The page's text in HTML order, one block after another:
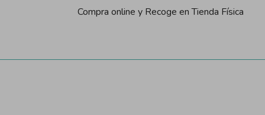
Compra online y Recoge en Tienda Física